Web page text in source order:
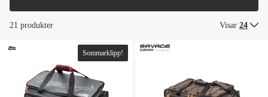
21 produkter Visar 24
Sommarklipp!